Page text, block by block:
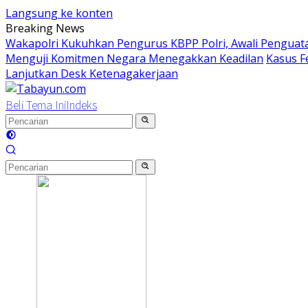
Langsung ke konten
Breaking News
Wakapolri Kukuhkan Pengurus KBPP Polri, Awali
Menguji Komitmen Negara Menegakkan Keadilan Kasus
Lanjutkan Desk Ketenagakerjaan
Beli Tema IniIndeks